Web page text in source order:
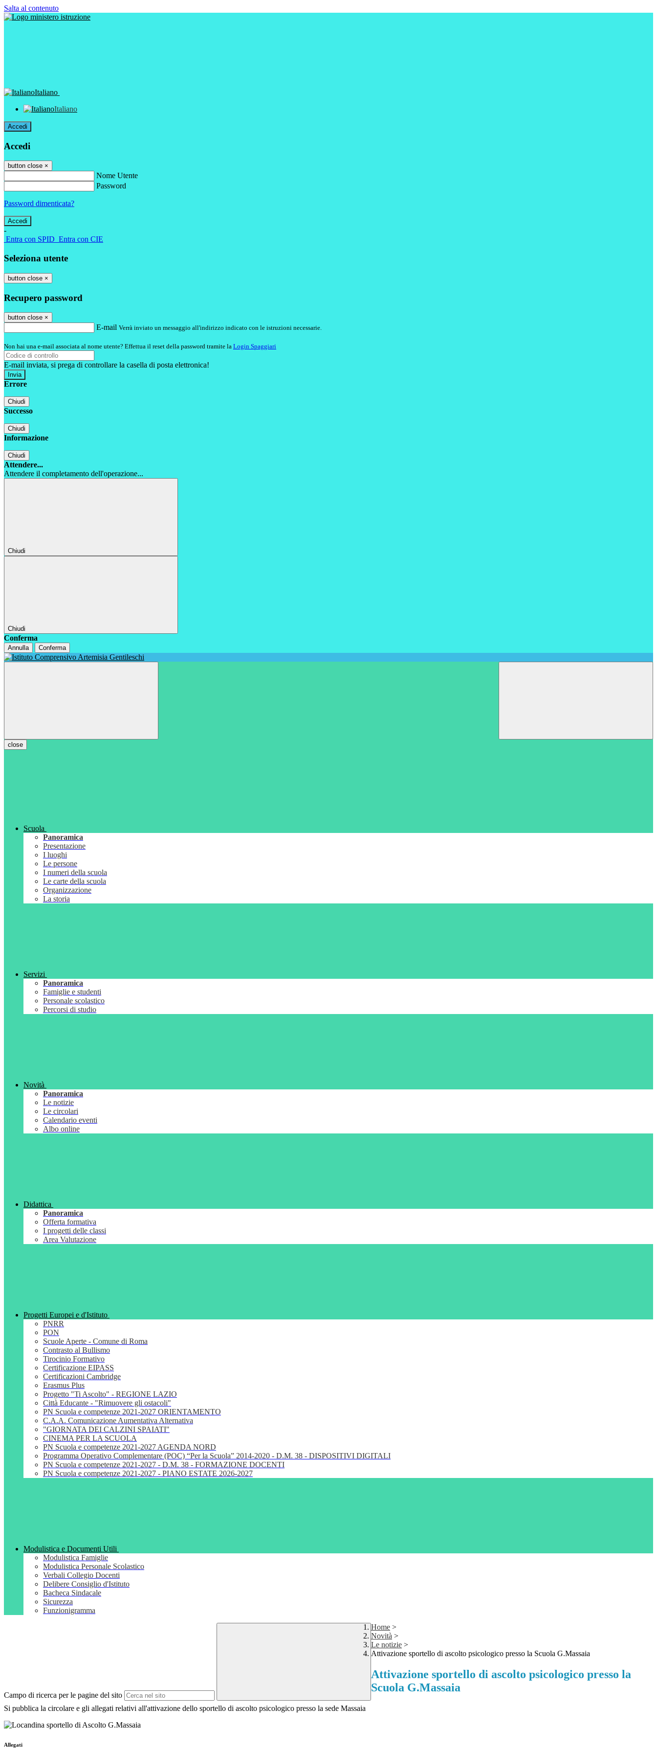
Salta al contenuto
Italiano
Italiano
Accedi
Accedi
button close ×
Nome Utente
Password
Password dimenticata?
-
Entra con SPID Entra con CIE
Seleziona utente
button close ×
Recupero password
button close ×
E-mail Verrà inviato un messaggio all'indirizzo indicato con le istruzioni necessarie.
Non hai una e-mail associata al nome utente? Effettua il reset della password tramite la Login Spaggiari
E-mail inviata, si prega di controllare la casella di posta elettronica!
Errore
Chiudi
Successo
Chiudi
Informazione
Chiudi
Attendere...
Attendere il completamento dell'operazione...
Chiudi
Chiudi
Conferma
Annulla Conferma
close
Scuola
Panoramica
Presentazione
I luoghi
Le persone
I numeri della scuola
Le carte della scuola
Organizzazione
La storia
Servizi
Panoramica
Famiglie e studenti
Personale scolastico
Percorsi di studio
Novità
Panoramica
Le notizie
Le circolari
Calendario eventi
Albo online
Didattica
Panoramica
Offerta formativa
I progetti delle classi
Area Valutazione
Progetti Europei e d'Istituto
PNRR
PON
Scuole Aperte - Comune di Roma
Contrasto al Bullismo
Tirocinio Formativo
Certificazione EIPASS
Certificazioni Cambridge
Erasmus Plus
Progetto "Ti Ascolto" - REGIONE LAZIO
Città Educante - "Rimuovere gli ostacoli"
PN Scuola e competenze 2021-2027 ORIENTAMENTO
C.A.A. Comunicazione Aumentativa Alternativa
"GIORNATA DEI CALZINI SPAIATI"
CINEMA PER LA SCUOLA
PN Scuola e competenze 2021-2027 AGENDA NORD
Programma Operativo Complementare (POC) “Per la Scuola” 2014-2020 - D.M. 38 - DISPOSITIVI DIGITALI
PN Scuola e competenze 2021-2027 - D.M. 38 - FORMAZIONE DOCENTI
PN Scuola e competenze 2021-2027 - PIANO ESTATE 2026-2027
Modulistica e Documenti Utili
Modulistica Famiglie
Modulistica Personale Scolastico
Verbali Collegio Docenti
Delibere Consiglio d'Istituto
Bacheca Sindacale
Sicurezza
Funzionigramma
Campo di ricerca per le pagine del sito
Home >
Novità >
Le notizie >
Attivazione sportello di ascolto psicologico presso la Scuola G.Massaia
Attivazione sportello di ascolto psicologico presso la
Scuola G.Massaia
Si pubblica la circolare e gli allegati relativi all'attivazione dello sportello di ascolto psicologico presso la sede Massaia
Allegati